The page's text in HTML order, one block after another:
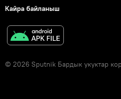
Кайра байланыш
© 2026 Sputnik Бардык укуктар